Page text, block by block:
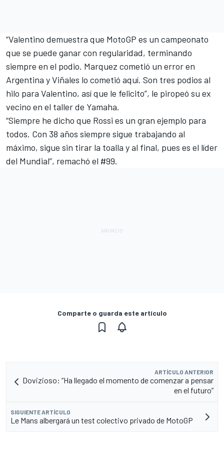
“Valentino demuestra que MotoGP es un campeonato
que se puede ganar con regularidad, terminando
siempre en el podio. Marquez cometió un error en
Argentina y Viñales lo cometió aquí. Son tres podios al
hilo para Valentino, así que le felicito”, le piropeó su ex
vecino en el taller de Yamaha.
“Siempre he dicho que Rossi es un gran ejemplo para
todos. Con 38 años siempre sigue trabajando al
máximo, sigue sin tirar la toalla y al final, pues es el líder
del Mundial”, remachó el #99.
Comparte o guarda este artículo
ARTÍCULO ANTERIOR
Dovizioso: “Ha llegado el momento de comenzar a pensar
en el futuro”
SIGUIENTE ARTÍCULO
Le Mans albergará un test colectivo privado de MotoGP